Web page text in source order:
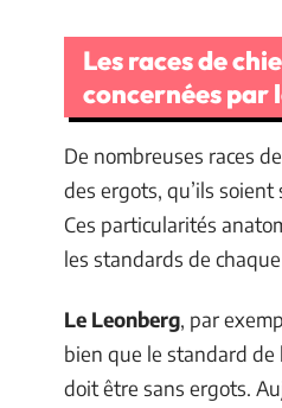
Les races de
concernées par
De nombreuses races
des ergots, qu’ils
Ces particularités
les standards de
Le Leonberg, par
bien que le standard de
doit être sans ergots.